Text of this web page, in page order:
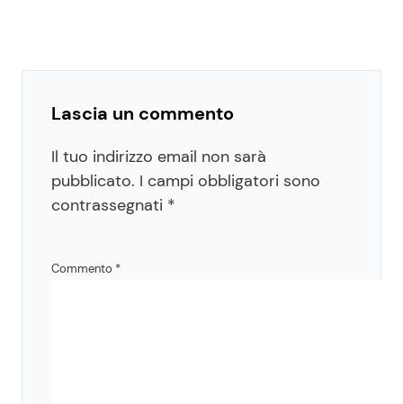
Lascia un commento
Il tuo indirizzo email non sarà
pubblicato. I campi obbligatori sono
contrassegnati *
Commento *